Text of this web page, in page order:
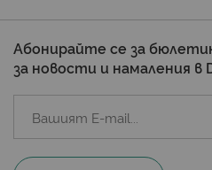
Абонирайте се за
за новости и намаления в